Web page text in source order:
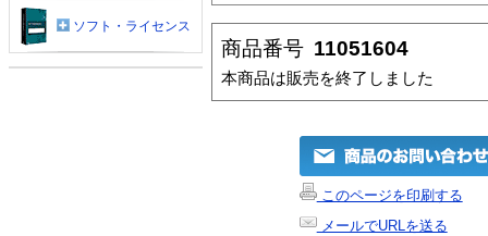
商品番号 11051604
本商品は販売を終了しました
このページを印刷する
メールでURLを送る
ソフト・ライセンス